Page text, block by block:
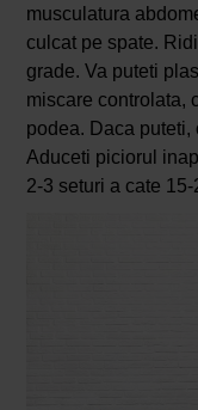
musculatura
culcat pe spate.
grade. Va puteti
miscare controlata,
podea. Daca puteti,
Aduceti piciorul
2-3 seturi a cate